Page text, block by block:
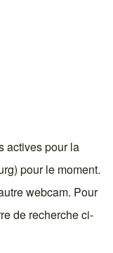
actives pour la
pour le moment.
webcam. Pour
de recherche ci-